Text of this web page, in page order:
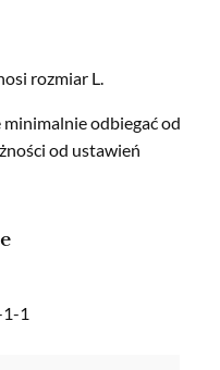
rozmiar L.
odbiegać od
od ustawień
1